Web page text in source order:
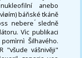
anebo
báňské tkáně
nebere ́sledně
Vìc publikaci
Šilhavého.
"všude vášnivěji"